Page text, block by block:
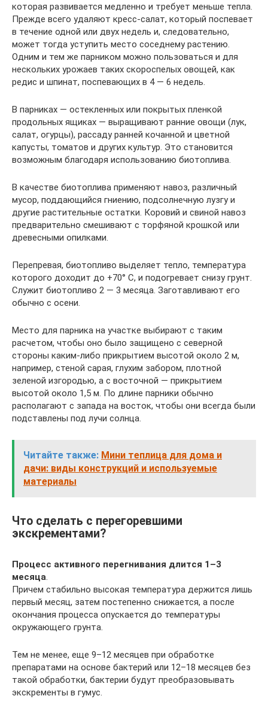
которая развивается медленно и требует меньше тепла.
Прежде всего удаляют кресс-салат, который поспевает
в течение одной или двух недель и, следовательно,
может тогда уступить место соседнему растению.
Одним и тем же парником можно пользоваться и для
нескольких урожаев таких скороспелых овощей, как
редис и шпинат, поспевающих в 4 — 6 недель.
В парниках — остекленных или покрытых пленкой
продольных ящиках — выращивают ранние овощи (лук,
салат, огурцы), рассаду ранней кочанной и цветной
капусты, томатов и других культур. Это становится
возможным благодаря использованию биотоплива.
В качестве биотоплива применяют навоз, различный
мусор, поддающийся гниению, подсолнечную лузгу и
другие растительные остатки. Коровий и свиной навоз
предварительно смешивают с торфяной крошкой или
древесными опилками.
Перепревая, биотопливо выделяет тепло, температура
которого доходит до +70° С, и подогревает снизу грунт.
Служит биотопливо 2 — 3 месяца. Заготавливают его
обычно с осени.
Место для парника на участке выбирают с таким
расчетом, чтобы оно было защищено с северной
стороны каким-либо прикрытием высотой около 2 м,
например, стеной сарая, глухим забором, плотной
зеленой изгородью, а с восточной — прикрытием
высотой около 1,5 м. По длине парники обычно
располагают с запада на восток, чтобы они всегда были
подставлены под лучи солнца.
Читайте также: Мини теплица для дома и
дачи: виды конструкций и используемые
материалы
Что сделать с перегоревшими
экскрементами?
Процесс активного перегнивания длится 1–3
месяца
Причем стабильно высокая температура держится лишь
первый месяц, затем постепенно снижается, а после
окончания процесса опускается до температуры
окружающего грунта.
Тем не менее, еще 9–12 месяцев при обработке
препаратами на основе бактерий или 12–18 месяцев без
такой обработки, бактерии будут преобразовывать
экскременты в гумус.